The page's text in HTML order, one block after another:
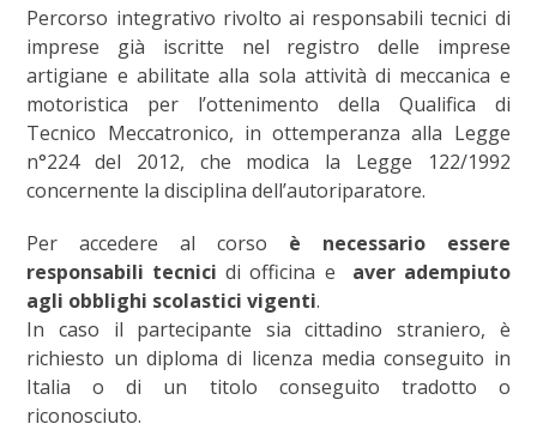
Percorso integrativo rivolto ai responsabili tecnici di
imprese già iscritte nel registro delle imprese
artigiane e abilitate alla sola attività di meccanica e
motoristica per l’ottenimento della Qualifica di
Tecnico Meccatronico, in ottemperanza alla Legge
n°224 del 2012, che modica la Legge 122/1992
concernente la disciplina dell’autoriparatore.
Per accedere al corso è necessario essere
responsabili tecnici di officina e
aver adempiuto
agli obblighi scolastici vigenti.
In caso il partecipante sia cittadino straniero, è
richiesto un diploma di licenza media conseguito in
Italia o di un titolo conseguito tradotto o
riconosciuto.